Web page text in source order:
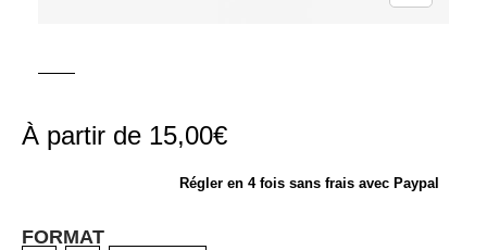
À partir de 15,00€
Régler en 4 fois sans frais avec Paypal
FORMAT